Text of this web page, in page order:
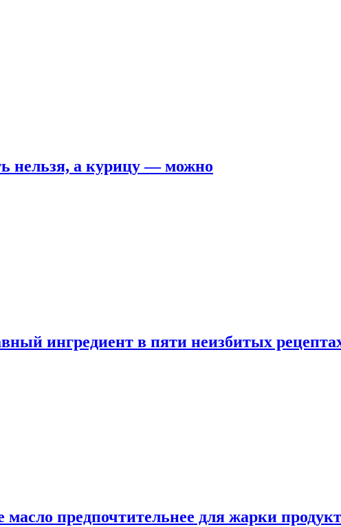
нельзя, а курицу — можно
ингредиент в пяти неизбитых
предпочтительнее для жарки